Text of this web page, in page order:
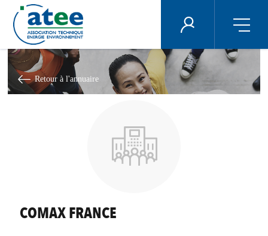
Aller
contenu
principal
ÉNERGIE PLUS
Retour à l'annuaire
COMAX FRANCE
Panneau de gestion des cookies